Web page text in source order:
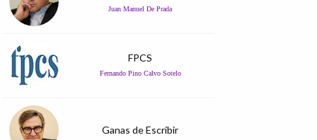
Juan Manuel De Prada
FPCS
Fernando Pino Calvo Sotelo
Ganas de Escribir